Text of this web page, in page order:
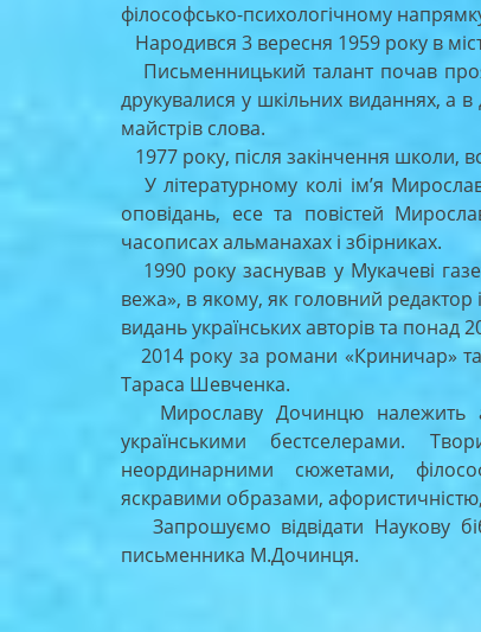
філософсько-психологічному
Народився 3 вересня 1959 року в
Письменницький талант почав
друкувалися у шкільних виданнях, а
майстрів слова.
1977 року, після закінчення школи,
У літературному колі ім’я
оповідань, есе та повістей
часописах альманахах і збірниках.
1990 року заснував у Мукачеві
вежа», в якому, як головний редактор
видань українських авторів та понад
2014 року за романи «Криничар»
Тараса Шевченка.
Мирославу Дочинцю належить
українськими бестселерами.
неординарними сюжетами,
яскравими образами,
Запрошуємо відвідати Наукову
письменника М.Дочинця.